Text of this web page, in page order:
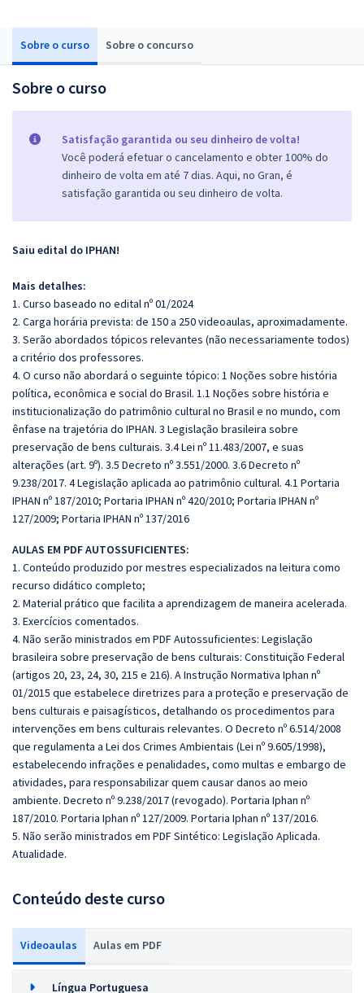
Sobre o curso Sobre o concurso
Sobre o curso
Satisfação garantida ou seu dinheiro de volta!
Você poderá efetuar o cancelamento e obter 100% do
dinheiro de volta em até 7 dias. Aqui, no Gran, é
satisfação garantida ou seu dinheiro de volta.
Saiu edital do IPHAN!
Mais detalhes:
1. Curso baseado no edital nº 01/2024
2. Carga horária prevista: de 150 a 250 videoaulas, aproximadamente.
3. Serão abordados tópicos relevantes (não necessariamente todos)
a critério dos professores.
4. O curso não abordará o seguinte tópico: 1 Noções sobre história
política, econômica e social do Brasil. 1.1 Noções sobre história e
institucionalização do patrimônio cultural no Brasil e no mundo, com
ênfase na trajetória do IPHAN. 3 Legislação brasileira sobre
preservação de bens culturais. 3.4 Lei nº 11.483/2007, e suas
alterações (art. 9º). 3.5 Decreto nº 3.551/2000. 3.6 Decreto nº
9.238/2017. 4 Legislação aplicada ao patrimônio cultural. 4.1 Portaria
IPHAN nº 187/2010; Portaria IPHAN nº 420/2010; Portaria IPHAN nº
127/2009; Portaria IPHAN nº 137/2016
AULAS EM PDF AUTOSSUFICIENTES:
1. Conteúdo produzido por mestres especializados na leitura como
recurso didático completo;
2. Material prático que facilita a aprendizagem de maneira acelerada.
3. Exercícios comentados.
4. Não serão ministrados em PDF Autossuficientes: Legislação
brasileira sobre preservação de bens culturais: Constituição Federal
(artigos 20, 23, 24, 30, 215 e 216). A Instrução Normativa Iphan nº
01/2015 que estabelece diretrizes para a proteção e preservação de
bens culturais e paisagísticos, detalhando os procedimentos para
intervenções em bens culturais relevantes. O Decreto nº 6.514/2008
que regulamenta a Lei dos Crimes Ambientais (Lei nº 9.605/1998),
estabelecendo infrações e penalidades, como multas e embargo de
atividades, para responsabilizar quem causar danos ao meio
ambiente. Decreto nº 9.238/2017 (revogado). Portaria Iphan nº
187/2010. Portaria Iphan nº 127/2009. Portaria Iphan nº 137/2016.
5. Não serão ministrados em PDF Sintético: Legislação Aplicada.
Atualidade.
Conteúdo deste curso
Videoaulas Aulas em PDF
Língua Portuguesa